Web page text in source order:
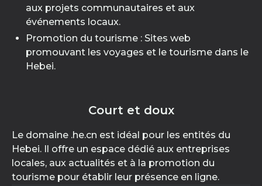
aux projets communautaires et aux
événements locaux.
Promotion du tourisme : Sites web
promouvant les voyages et le tourisme dans le
Hebei.
Court et doux
Le domaine .he.cn est idéal pour les entités du
Hebei. Il offre un espace dédié aux entreprises
locales, aux actualités et à la promotion du
tourisme pour établir leur présence en ligne.